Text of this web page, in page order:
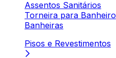
Assentos Sanitários
Torneira para Banheiro
Banheiras
Pisos e Revestimentos